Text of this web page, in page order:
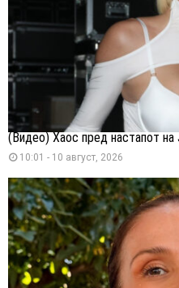
(Видео) Хаос пред настапот на
10:01 - 10 август, 2026